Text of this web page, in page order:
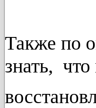
Также по
знать,